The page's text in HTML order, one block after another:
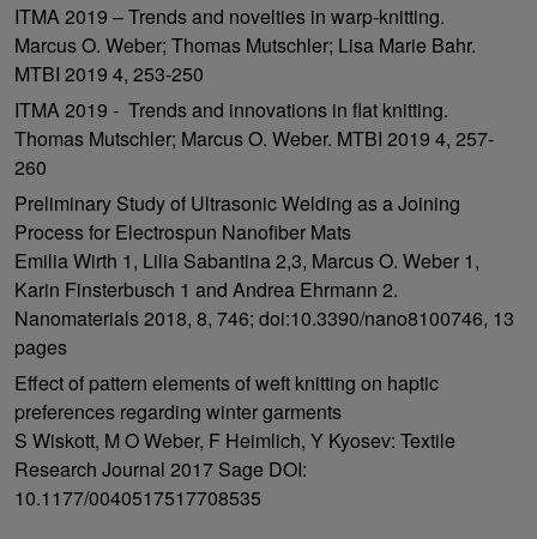
ITMA 2019 – Trends and novelties in warp-knitting.
Marcus O. Weber; Thomas Mutschler; Lisa Marie Bahr.
MTBI 2019 4, 253-250
ITMA 2019 - Trends and innovations in flat knitting.
Thomas Mutschler; Marcus O. Weber. MTBI 2019 4, 257-
260
Preliminary Study of Ultrasonic Welding as a Joining
Process for Electrospun Nanofiber Mats
Emilia Wirth 1, Lilia Sabantina 2,3, Marcus O. Weber 1,
Karin Finsterbusch 1 and Andrea Ehrmann 2.
Nanomaterials 2018, 8, 746; doi:10.3390/nano8100746, 13
pages
Effect of pattern elements of weft knitting on haptic
preferences regarding winter garments
S Wiskott, M O Weber, F Heimlich, Y Kyosev: Textile
Research Journal 2017 Sage DOI:
10.1177/0040517517708535